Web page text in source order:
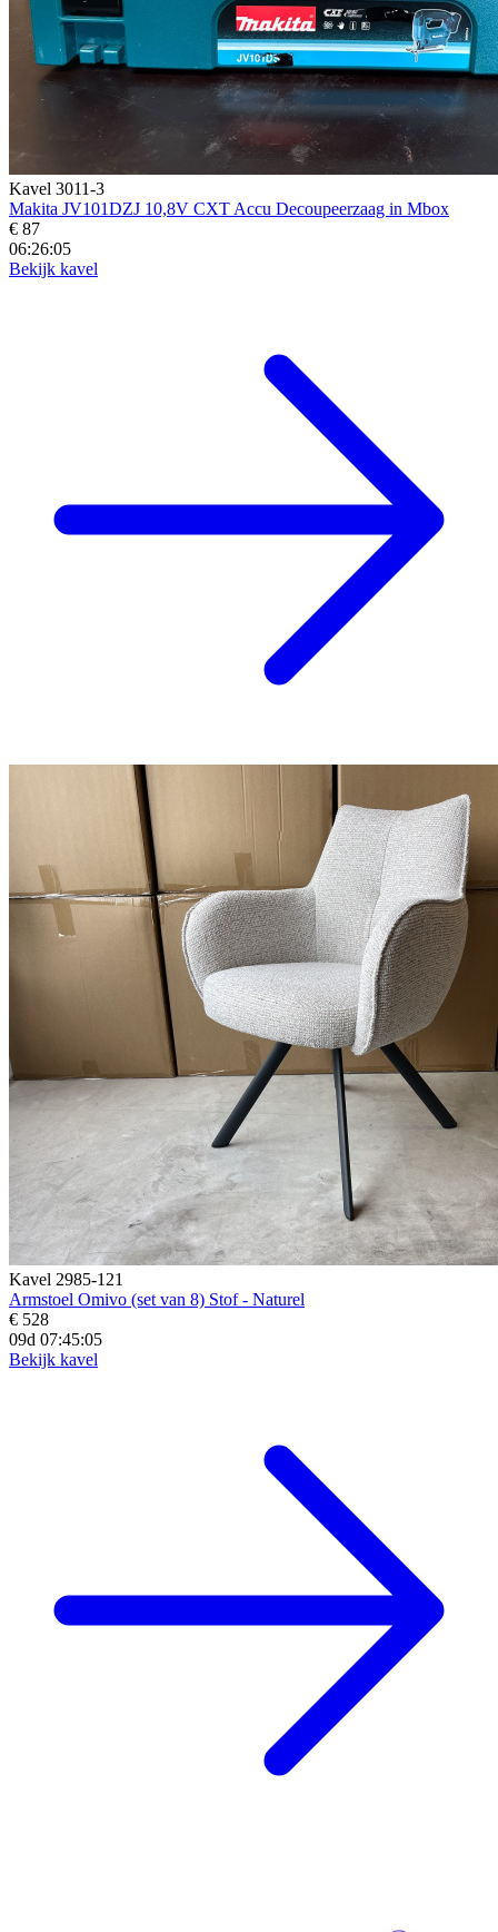
Kavel 3011-3
Makita JV101DZJ 10,8V CXT Accu Decoupeerzaag in Mbox
€ 87
06:26:04
Bekijk kavel
Kavel 2985-121
Armstoel Omivo (set van 8) Stof - Naturel
€ 528
09d 07:45:03
Bekijk kavel